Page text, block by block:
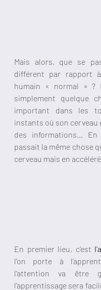
Mais alors, que se
différent par rapport
humain « normal » ?
simplement quelque
important dans les
instants où son cerveau
des informations…
passait la même chose
cerveau mais en accéléré.
En premier lieu, c’est
l’on porte à
l’attention va être
l’apprentissage sera